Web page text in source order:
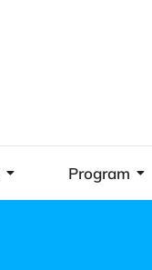
Program